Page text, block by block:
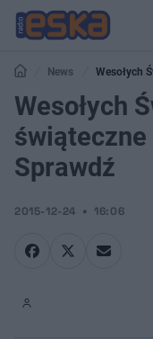
News
Wesołych
Sprawdź
Wesołych
świąteczne
Sprawdź
2015-12-24 16:06